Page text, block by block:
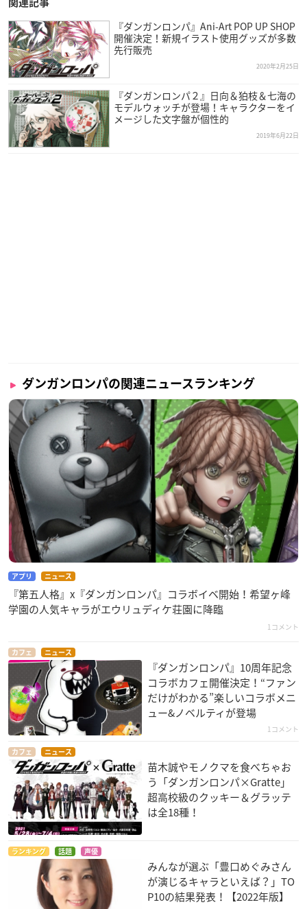
関連記事
『ダンガンロンパ』Ani-Art POP UP SHOP
開催決定！新規イラスト使用グッズが多数
先行販売
2020年2月25日
『ダンガンロンパ２』日向＆狛枝＆七海の
モデルウォッチが登場！キャラクターをイ
メージした文字盤が個性的
2019年6月22日
ダンガンロンパの関連ニュースランキング
アプリ ニュース
『第五人格』x『ダンガンロンパ』コラボイベ開始！希望ヶ峰
学園の人気キャラがエウリュディケ荘園に降臨
1コメント
カフェ ニュース
『ダンガンロンパ』10周年記念
コラボカフェ開催決定！“ファン
だけがわかる”楽しいコラボメニ
ュー&ノベルティが登場
1コメント
カフェ ニュース
苗木誠やモノクマを食べちゃお
う「ダンガンロンパ×Gratte」
超高校級のクッキー＆グラッテ
は全18種！
ランキング 話題 声優
みんなが選ぶ「豊口めぐみさん
が演じるキャラといえば？」TO
P10の結果発表！【2022年版】